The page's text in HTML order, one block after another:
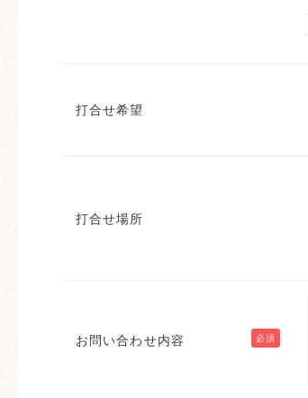
打合せ希望
打合せ場所
お問い合わせ内容 必須